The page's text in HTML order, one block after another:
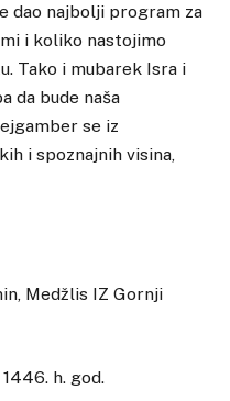
dao najbolji program za
i koliko nastojimo
Tako i mubarek Isra i
da bude naša
se iz
i spoznajnih visina,
Medžlis IZ Gornji
h. god.